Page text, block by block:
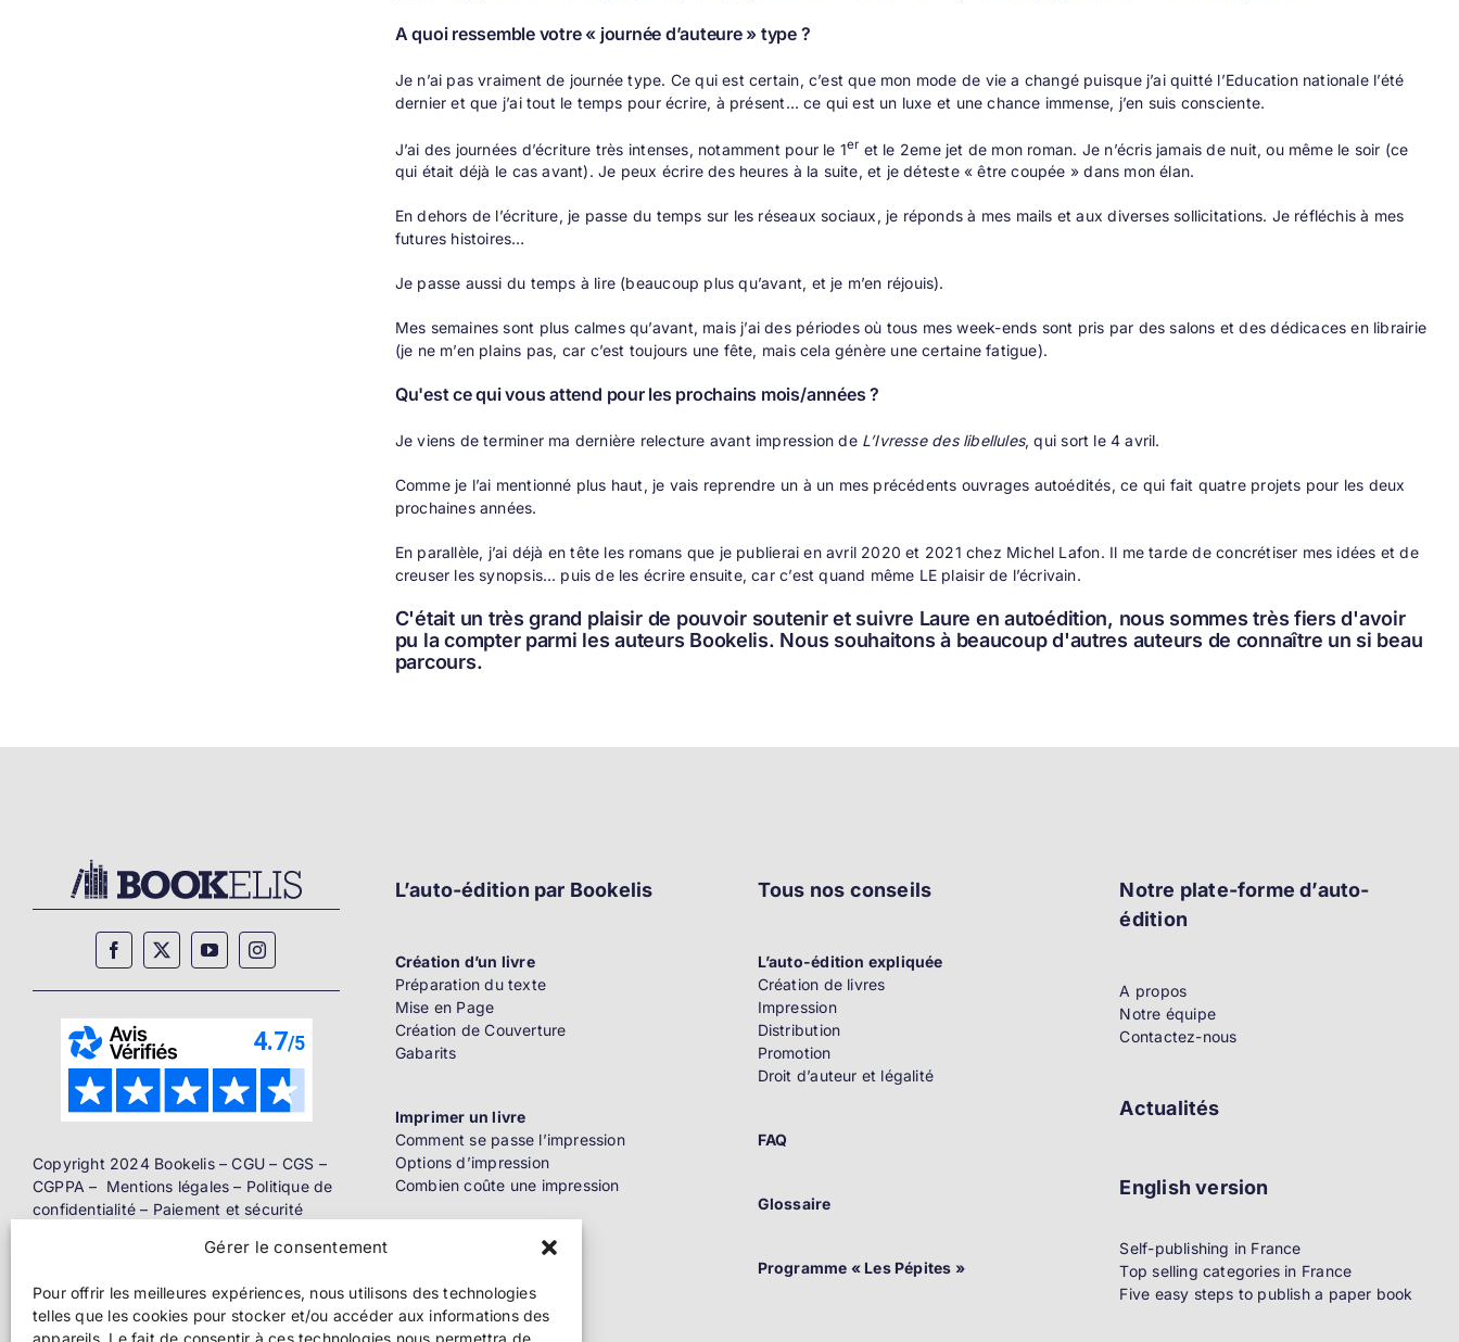
Gérer le consentement
Pour offrir les meilleures expériences, nous utilisons des technologies
telles que les cookies pour stocker et/ou accéder aux informations des
appareils. Le fait de consentir à ces technologies nous permettra de
A quoi ressemble votre « journée d’auteure » type ?
Je n’ai pas vraiment de journée type. Ce qui est certain, c’est que mon mode de vie a changé puisque j’ai quitté l’Education nationale l’été
dernier et que j’ai tout le temps pour écrire, à présent… ce qui est un luxe et une chance immense, j’en suis consciente.
J’ai des journées d’écriture très intenses, notamment pour le 1er et le 2eme jet de mon roman. Je n’écris jamais de nuit, ou même le soir (ce
qui était déjà le cas avant). Je peux écrire des heures à la suite, et je déteste « être coupée » dans mon élan.
En dehors de l’écriture, je passe du temps sur les réseaux sociaux, je réponds à mes mails et aux diverses sollicitations. Je réfléchis à mes
futures histoires…
Je passe aussi du temps à lire (beaucoup plus qu’avant, et je m’en réjouis).
Mes semaines sont plus calmes qu’avant, mais j’ai des périodes où tous mes week-ends sont pris par des salons et des dédicaces en librairie
(je ne m’en plains pas, car c’est toujours une fête, mais cela génère une certaine fatigue).
Qu'est ce qui vous attend pour les prochains mois/années ?
Je viens de terminer ma dernière relecture avant impression de L’Ivresse des libellules, qui sort le 4 avril.
Comme je l’ai mentionné plus haut, je vais reprendre un à un mes précédents ouvrages autoédités, ce qui fait quatre projets pour les deux
prochaines années.
En parallèle, j’ai déjà en tête les romans que je publierai en avril 2020 et 2021 chez Michel Lafon. Il me tarde de concrétiser mes idées et de
creuser les synopsis… puis de les écrire ensuite, car c’est quand même LE plaisir de l’écrivain.
C'était un très grand plaisir de pouvoir soutenir et suivre Laure en autoédition, nous sommes très fiers d'avoir
pu la compter parmi les auteurs Bookelis. Nous souhaitons à beaucoup d'autres auteurs de connaître un si beau
parcours.
Copyright 2024 Bookelis –CGU – CGS –
CGPPA – Mentions légales – Politique de
confidentialité – Paiement et sécurité
L’auto-édition par Bookelis
Création d’un livre
Préparation du texte
Mise en Page
Création de Couverture
Gabarits
Imprimer un livre
Comment se passe l’impression
Options d’impression
Combien coûte une impression
Livre papier
Ebook
Tous nos conseils
L’auto-édition expliquée
Création de livres
Impression
Distribution
Promotion
Droit d’auteur et légalité
FAQ
Glossaire
Programme « Les Pépites »
Notre plate-forme d’auto-
édition
A propos
Notre équipe
Contactez-nous
Actualités
English version
Self-publishing in France
Top selling categories in France
Five easy steps to publish a paper book